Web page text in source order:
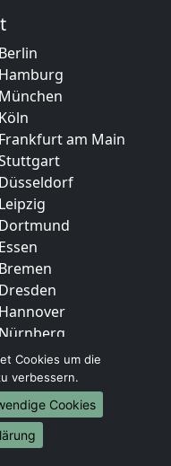
am Main
Cookies um die
verbessern.
Cookies